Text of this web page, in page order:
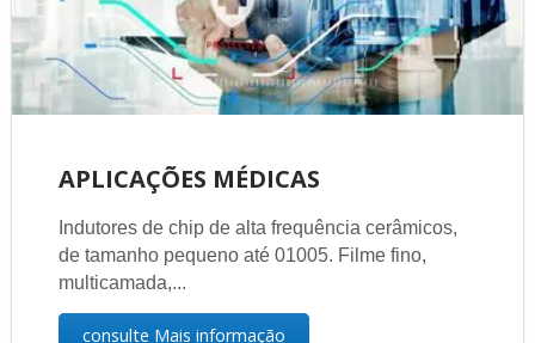
APLICAÇÕES MÉDICAS
Indutores de chip de alta frequência cerâmicos,
de tamanho pequeno até 01005. Filme fino,
multicamada,...
consulte Mais informação